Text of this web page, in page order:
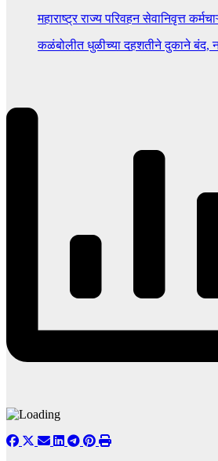
महाराष्ट्र राज्य परिवहन सेवानिवृत्त
कळंबोलीत धुळीच्या दहशतीने दुकाने बंद,